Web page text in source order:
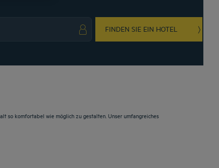
FINDEN SIE EIN HOTEL
so komfortabel wie möglich zu gestalten. Unser umfangreiches